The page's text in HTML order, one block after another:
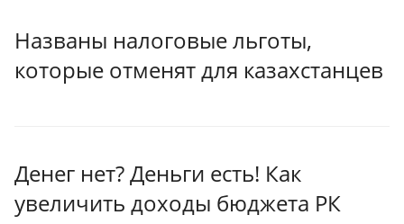
Названы налоговые льготы,
которые отменят для казахстанцев
Денег нет? Деньги есть! Как
увеличить доходы бюджета РК